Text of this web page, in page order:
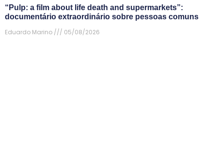
“Pulp: a film about life death and supermarkets”:
documentário extraordinário sobre pessoas comuns
Eduardo Marino
05/08/2026